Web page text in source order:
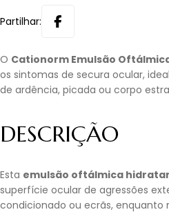
Partilhar:
O Cationorm Emulsão
os sintomas de secura ocular,
de ardência, picada ou corpo
DESCRIÇÃO
Esta emulsão oftálmica
superfície ocular de agressões
condicionado ou ecrãs, enquanto